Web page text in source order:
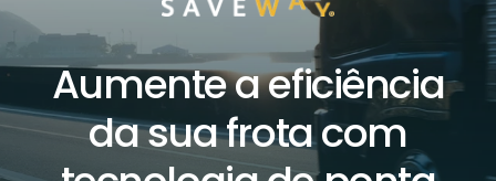
Aumente a eficiência
da sua frota com